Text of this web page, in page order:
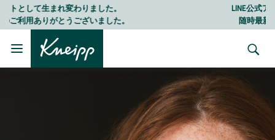
Skip to main content
Skip to footer contentLINE公式アカウントはこちら＞＞
随時最新情報をお届けします